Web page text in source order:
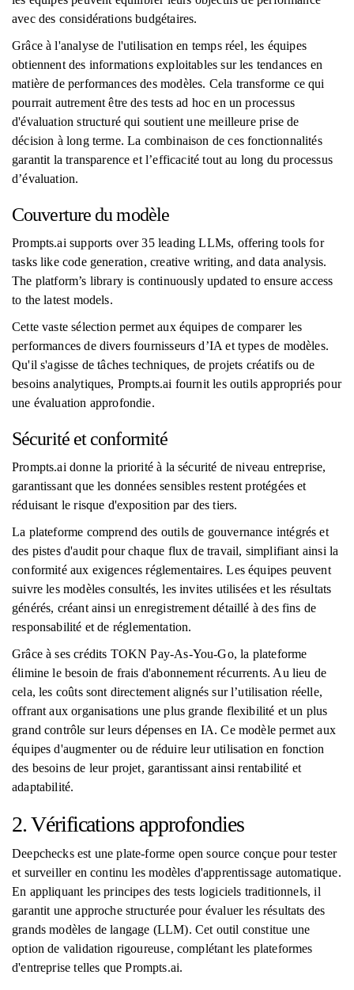
avec des considérations budgétaires.
Grâce à l'analyse de l'utilisation en temps réel, les équipes
obtiennent des informations exploitables sur les tendances en
matière de performances des modèles. Cela transforme ce qui
pourrait autrement être des tests ad hoc en un processus
d'évaluation structuré qui soutient une meilleure prise de
décision à long terme. La combinaison de ces fonctionnalités
garantit la transparence et l’efficacité tout au long du processus
d’évaluation.
Couverture du modèle
Prompts.ai supports over 35 leading LLMs, offering tools for
tasks like code generation, creative writing, and data analysis.
The platform’s library is continuously updated to ensure access
to the latest models.
Cette vaste sélection permet aux équipes de comparer les
performances de divers fournisseurs d’IA et types de modèles.
Qu'il s'agisse de tâches techniques, de projets créatifs ou de
besoins analytiques, Prompts.ai fournit les outils appropriés pour
une évaluation approfondie.
Sécurité et conformité
Prompts.ai donne la priorité à la sécurité de niveau entreprise,
garantissant que les données sensibles restent protégées et
réduisant le risque d'exposition par des tiers.
La plateforme comprend des outils de gouvernance intégrés et
des pistes d'audit pour chaque flux de travail, simplifiant ainsi la
conformité aux exigences réglementaires. Les équipes peuvent
suivre les modèles consultés, les invites utilisées et les résultats
générés, créant ainsi un enregistrement détaillé à des fins de
responsabilité et de réglementation.
Grâce à ses crédits TOKN Pay-As-You-Go, la plateforme
élimine le besoin de frais d'abonnement récurrents. Au lieu de
cela, les coûts sont directement alignés sur l’utilisation réelle,
offrant aux organisations une plus grande flexibilité et un plus
grand contrôle sur leurs dépenses en IA. Ce modèle permet aux
équipes d'augmenter ou de réduire leur utilisation en fonction
des besoins de leur projet, garantissant ainsi rentabilité et
adaptabilité.
2. Vérifications approfondies
Deepchecks est une plate-forme open source conçue pour tester
et surveiller en continu les modèles d'apprentissage automatique.
En appliquant les principes des tests logiciels traditionnels, il
garantit une approche structurée pour évaluer les résultats des
grands modèles de langage (LLM). Cet outil constitue une
option de validation rigoureuse, complétant les plateformes
d'entreprise telles que Prompts.ai.